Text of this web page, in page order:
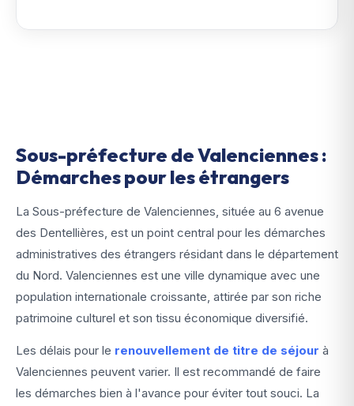
Sous-préfecture de Valenciennes :
Démarches pour les étrangers
La Sous-préfecture de Valenciennes, située au 6 avenue
des Dentellières, est un point central pour les démarches
administratives des étrangers résidant dans le département
du Nord. Valenciennes est une ville dynamique avec une
population internationale croissante, attirée par son riche
patrimoine culturel et son tissu économique diversifié.
Les délais pour le renouvellement de titre de séjour à
Valenciennes peuvent varier. Il est recommandé de faire
les démarches bien à l'avance pour éviter tout souci. La